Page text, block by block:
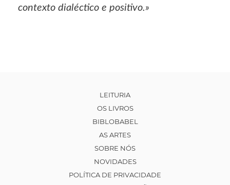
contexto dialéctico e positivo.»
LEITURIA
OS LIVROS
BIBLOBABEL
AS ARTES
SOBRE NÓS
NOVIDADES
POLÍTICA DE PRIVACIDADE